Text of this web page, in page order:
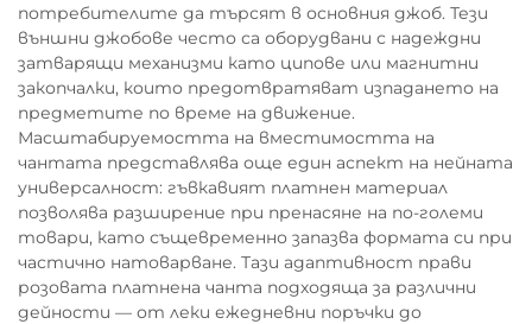
потребителите да търсят в основния джоб. Тези
външни джобове често са оборудвани с надеждни
затварящи механизми като ципове или магнитни
закопчалки, които предотвратяват изпадането на
предметите по време на движение.
Масштабируемостта на вместимостта на
чантата представлява още един аспект на нейната
универсалност: гъвкавият платнен материал
позволява разширение при пренасяне на по-големи
товари, като същевременно запазва формата си при
частично натоварване. Тази адаптивност прави
розовата платнена чанта подходяща за различни
дейности — от леки ежедневни поръчки до